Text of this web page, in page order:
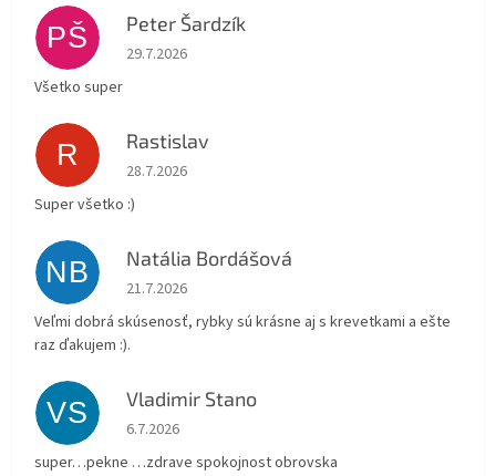
PŠ Peter Šardzík
Hodnotenie obchodu je 5 z 5 hviezdičiek.
29.7.2026
Všetko super
R Rastislav
Hodnotenie obchodu je 5 z 5 hviezdičiek.
28.7.2026
Super všetko :)
NB Natália Bordášová
Hodnotenie obchodu je 5 z 5 hviezdičiek.
21.7.2026
Veľmi dobrá skúsenosť, rybky sú krásne aj s krevetkami a ešte
raz ďakujem :).
VS Vladimir Stano
Hodnotenie obchodu je 5 z 5 hviezdičiek.
6.7.2026
super…pekne …zdrave spokojnost obrovska